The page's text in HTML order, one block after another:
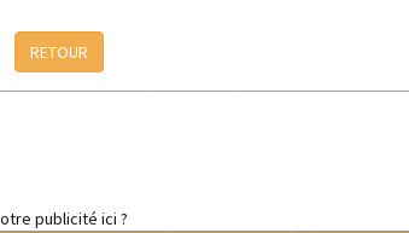
RETOUR
publicité ici ?